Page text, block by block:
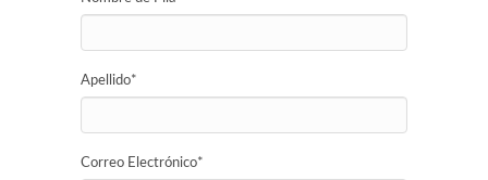
Apellido*
Correo Electrónico*